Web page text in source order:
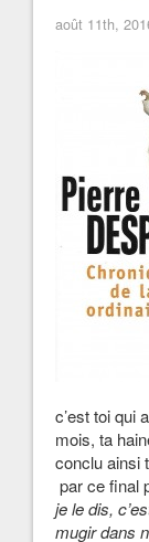
août 11th,
c’est toi qui
mois, ta
conclu ainsi
par ce final
je le dis,
mugir dans